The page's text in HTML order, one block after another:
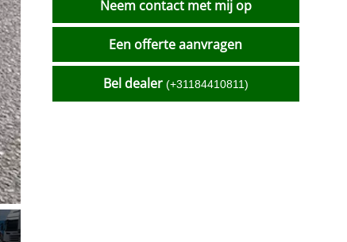
Neem contact met mij op
Een offerte aanvragen
Bel dealer (+31184410811)